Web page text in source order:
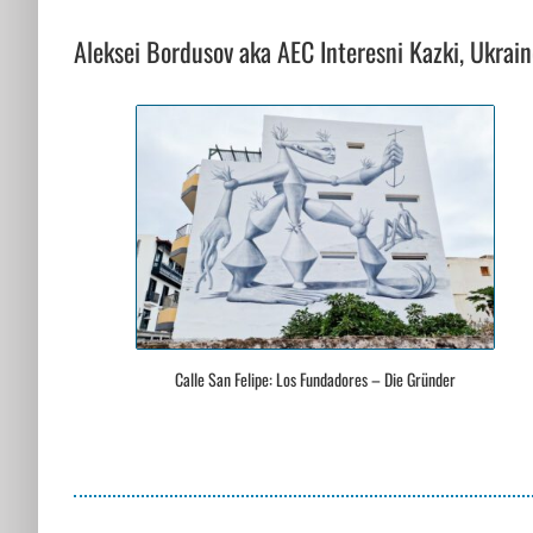
Aleksei Bordusov aka AEC Interesni Kazki,
Calle San Felipe: Los Fundadores – Die Gründer